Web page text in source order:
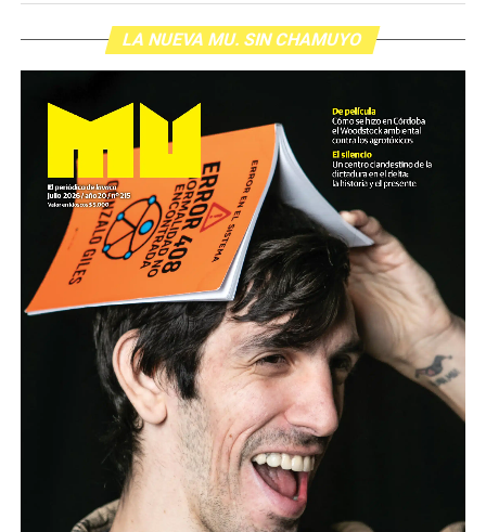
LA NUEVA MU. SIN CHAMUYO